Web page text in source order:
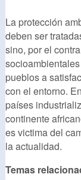
La protección
deben ser
sino, por el
pueblos a
con el entorno.
países
continente
es victima del
la actualidad.
Temas